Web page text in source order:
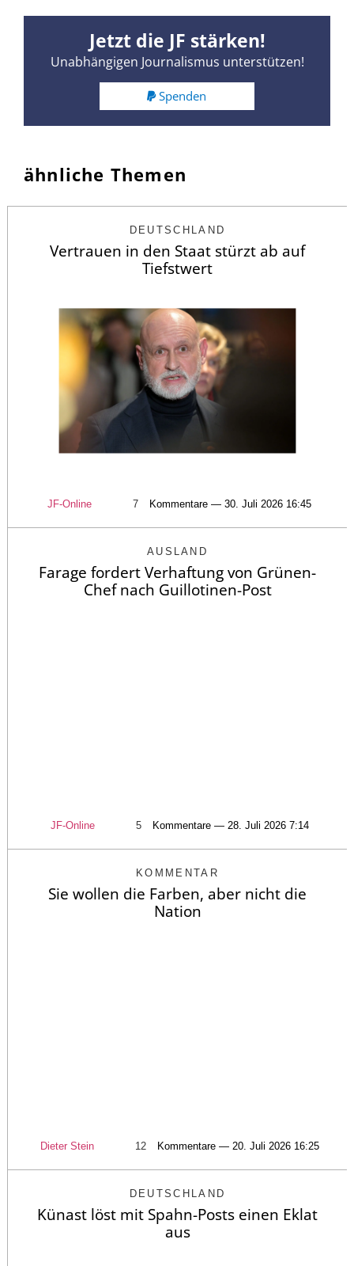
Jetzt die JF stärken!
Unabhängigen Journalismus unterstützen!
Spenden
ähnliche Themen
DEUTSCHLAND
Vertrauen in den Staat stürzt ab auf
Tiefstwert
JF-Online 7 Kommentare — 30. Juli 2026 16:45
AUSLAND
Farage fordert Verhaftung von Grünen-
Chef nach Guillotinen-Post
JF-Online 5 Kommentare — 28. Juli 2026 7:14
KOMMENTAR
Sie wollen die Farben, aber nicht die
Nation
Dieter Stein 12 Kommentare — 20. Juli 2026 16:25
DEUTSCHLAND
Künast löst mit Spahn-Posts einen Eklat
aus